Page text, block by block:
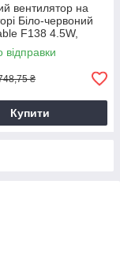
вентилятор на
Біло-червоний
F138 4.5W,
вентилятор для
відправки
₴
Купити